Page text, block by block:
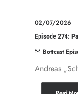
02/07/2026
Episode 274:
Bottcast
Andreas
Read